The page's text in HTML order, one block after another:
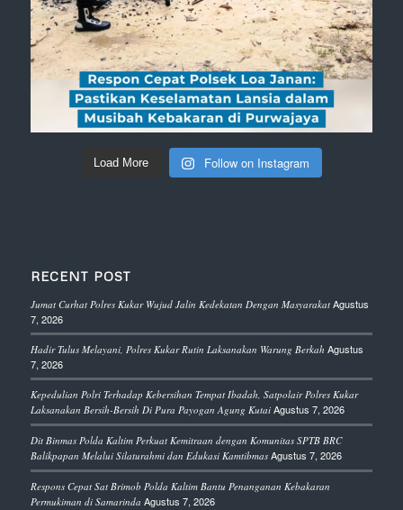
Load More Follow on Instagram
RECENT POST
Jumat Curhat Polres Kukar Wujud Jalin Kedekatan Dengan Masyarakat Agustus
7, 2026
Hadir Tulus Melayani, Polres Kukar Rutin Laksanakan Warung Berkah Agustus
7, 2026
Kepedulian Polri Terhadap Kebersihan Tempat Ibadah, Satpolair Polres Kukar
Laksanakan Bersih-Bersih Di Pura Payogan Agung Kutai Agustus 7, 2026
Dit Binmas Polda Kaltim Perkuat Kemitraan dengan Komunitas SPTB BRC
Balikpapan Melalui Silaturahmi dan Edukasi Kamtibmas Agustus 7, 2026
Respons Cepat Sat Brimob Polda Kaltim Bantu Penanganan Kebakaran
Permukiman di Samarinda Agustus 7, 2026